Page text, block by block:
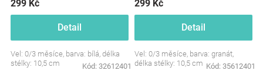
299 Kč
Detail
Vel: 0/3 měsíce, barva: bílá, délka
stélky: 10,5 cm
Kód: 32612401
299 Kč
Detail
Vel: 0/3 měsíce, barva: granát,
délka stélky: 10,5 cm Kód: 35612401